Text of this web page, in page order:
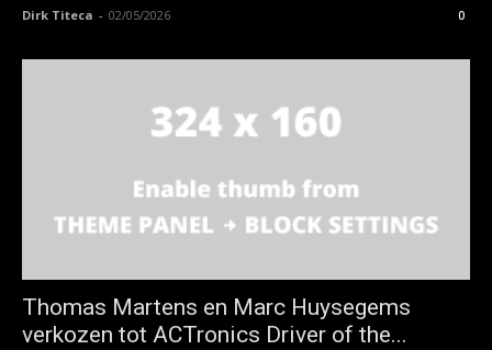
Dirk Titeca - 02/05/2026 0
Thomas Martens en Marc Huysegems
verkozen tot ACTronics Driver of the...